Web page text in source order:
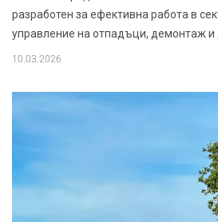
разработен за ефективна работа в
управление на отпадъци, демонтаж и
10.03.2026